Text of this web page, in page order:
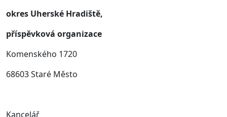
okres Uherské Hradiště,
příspěvková organizace
Komenského 1720
68603 Staré Město
Kancelář